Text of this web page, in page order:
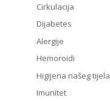
Cirkulacija
Dijabetes
Alergije
Hemoroidi
Higijena našeg tijela
Imunitet